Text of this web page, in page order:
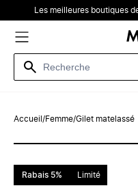
Les meilleures boutiques
Accueil /Femme/Gilet matelassé
Rabais 5% Limité